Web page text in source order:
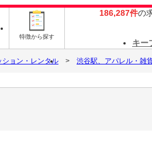
特徴から探す
186,287件の
キー
ョン・レンタル 渋谷駅、アパレル・雑